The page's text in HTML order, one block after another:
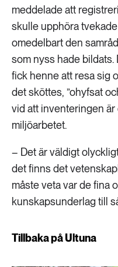
meddelade att
skulle upphöra
omedelbart den
som nyss hade
fick henne att resa sig
det sköttes, ”ohyfsat
vid att inventeringen
miljöarbetet.
– Det är väldigt
det finns det
måste veta var de fina
kunskapsunderlag till
Tillbaka på Ultuna